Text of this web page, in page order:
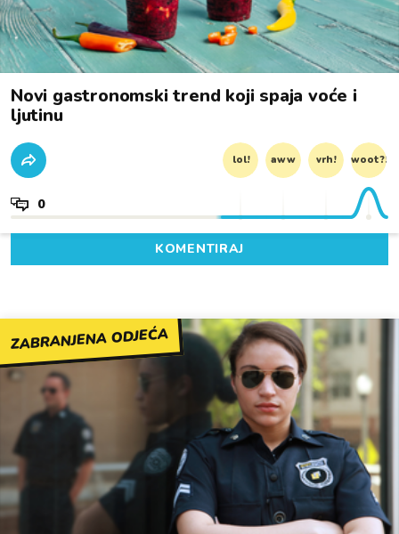
Novi gastronomski trend koji spaja voće i
ljutinu
lol! aww vrh! woot?!
0
KOMENTIRAJ
ZABRANJENA ODJEĆA